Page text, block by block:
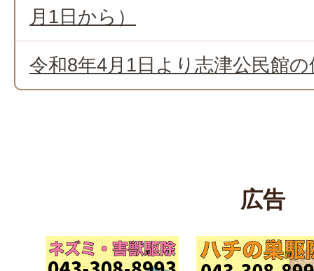
月1日から）
令和8年4月1日より志津公民館
広告